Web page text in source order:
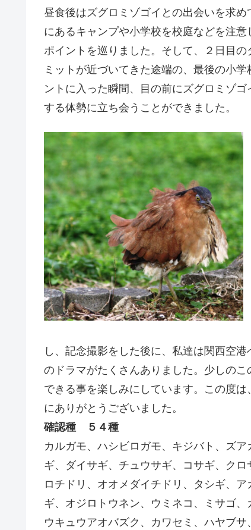
昼食後はズグロミゾゴイとの出会いを求め
にあるキャンプや小学校を校庭などを注意
ポイントを巡りました。そして、２日目の
ミットが近づいてきた途端の、最後の小学
ントに入った瞬間、目の前にズグロミゾゴ
する体勢に立ち会うことができました。
し、記念撮影をした後に、私達は関西空
のドラマがたくさんありました。少しの
できる事を楽しみにしています。この度
にありがとうございました。
確認種 ５４種
カルガモ、ハシビロガモ、キジバト、ズ
ギ、ダイサギ、チュウサギ、コサギ、ク
ロチドリ、オオメダイチドリ、タシギ、
ギ、オジロトウネン、ウミネコ、ミサゴ
ウキュウアオバズク、カワセミ、ハヤブ